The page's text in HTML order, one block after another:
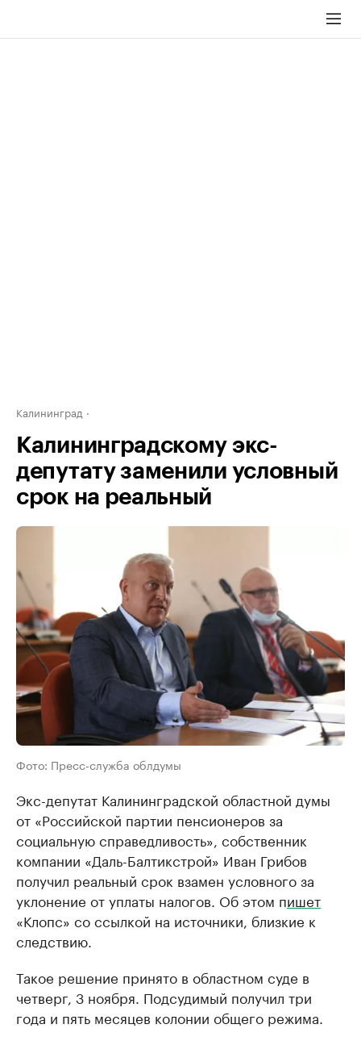
Калининград
Калининградскому экс-
депутату заменили условный
срок на реальный
Фото: Пресс-служба облдумы
Экс-депутат Калининградской областной думы
от «Российской партии пенсионеров за
социальную справедливость», собственник
компании «Даль-Балтикстрой» Иван Грибов
получил реальный срок взамен условного за
уклонение от уплаты налогов. Об этом пишет
«Клопс» со ссылкой на источники, близкие к
следствию.
Такое решение принято в областном суде в
четверг, 3 ноября. Подсудимый получил три
года и пять месяцев колонии общего режима.